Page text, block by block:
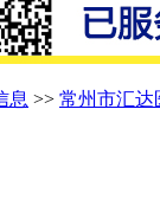
息 >> 常州市汇达